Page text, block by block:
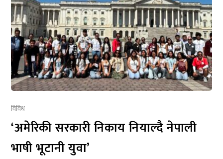
विविध
‘अमेरिकी सरकारी निकाय नियाल्दै नेपाली
भाषी भूटानी युवा’